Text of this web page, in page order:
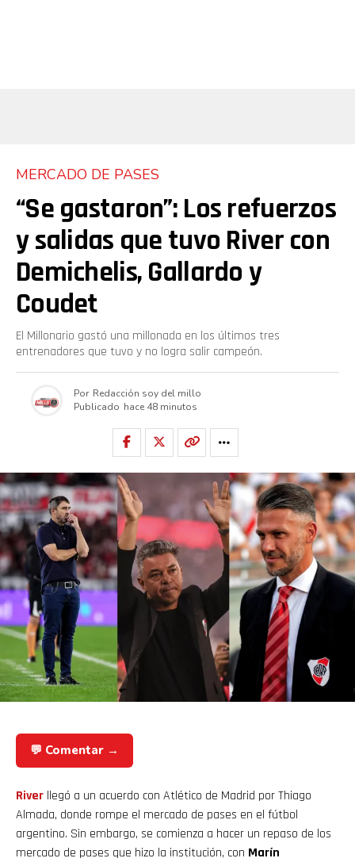
MERCADO DE PASES
“Se gastaron”: Los refuerzos
y salidas que tuvo River con
Demichelis, Gallardo y
Coudet
El Millonario gastó una millonada en los últimos tres
entrenadores que tuvo y no logra salir campeón.
Por Redacción soy del millo
Publicado hace 48 minutos
💬 Comentar →
River llegó a un acuerdo con Atlético de Madrid por Thiago
Almada, donde rompe el mercado de pases en el fútbol
argentino. Sin embargo, se comienza a hacer un repaso de los
mercado de pases que hizo la institución, con Marín